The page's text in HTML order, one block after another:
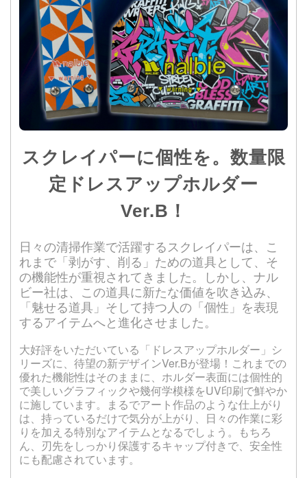
スクレイパーに個性を。数量限
定ドレスアップホルダー
Ver.B！
日々の清掃作業で活躍するスクレイパーは、こ
れまで「剥がす、削る」ための道具として、そ
の機能性が重視されてきました。しかし、ナル
ビー社は、この道具に新たな価値を吹き込み、
「魅せる道具」そして持つ人の「個性」を表現
するアイテムへと進化させました。
大好評をいただいている「ドレスアップホルダー」シ
リーズに、待望の新デザインVer.Bが登場！これまでの
優れた機能性はそのままに、ホルダー表面には個性的
で美しいグラフィックや幾何学模様をUV印刷で鮮やか
に施しています。まるでアート作品のような仕上がり
は、持っているだけで気分が上がり、日々の作業に彩
りを加える特別なアイテムとなるでしょう。もちろ
ん、刃先をしっかり保護するキャップ付きで、安全性
にも配慮されています。